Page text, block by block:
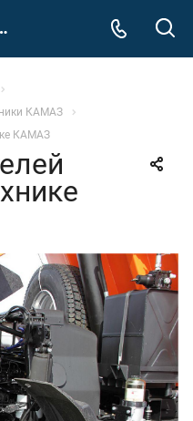
технике КАМАЗ
КАМАЗ
КАМАЗ